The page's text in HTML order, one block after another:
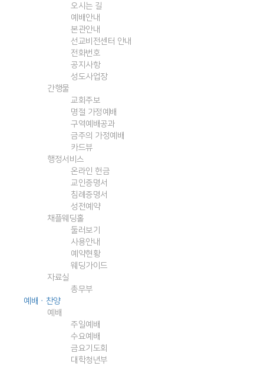
오시는 길
예배안내
본관안내
선교비전센터 안내
전화번호
공지사항
성도사업장
간행물
교회주보
명절 가정예배
구역예배공과
금주의 가정예배
카드뷰
행정서비스
온라인 헌금
교인증명서
침례증명서
성전예약
채플웨딩홀
둘러보기
사용안내
예약현황
웨딩가이드
자료실
총무부
예배ㆍ찬양
예배
주일예배
수요예배
금요기도회
대학청년부